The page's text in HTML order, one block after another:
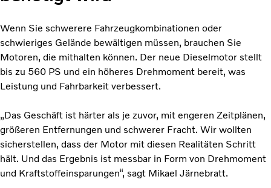
Wenn Sie schwerere Fahrzeugkombinationen oder
schwieriges Gelände bewältigen müssen, brauchen Sie
Motoren, die mithalten können. Der neue Dieselmotor stellt
bis zu 560 PS und ein höheres Drehmoment bereit, was
Leistung und Fahrbarkeit verbessert.
„Das Geschäft ist härter als je zuvor, mit engeren Zeitplänen,
größeren Entfernungen und schwerer Fracht. Wir wollten
sicherstellen, dass der Motor mit diesen Realitäten Schritt
hält. Und das Ergebnis ist messbar in Form von Drehmoment
und Kraftstoffeinsparungen“, sagt Mikael Järnebratt.